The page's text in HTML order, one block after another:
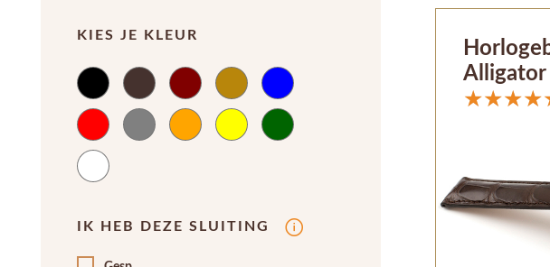
KIES JE KLEUR
IK HEB DEZE SLUITING
Alligator